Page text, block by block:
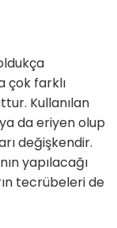
çok farklı
Kullanılan
da eriyen olup
değişkendir.
yapılacağı
tecrübeleri de